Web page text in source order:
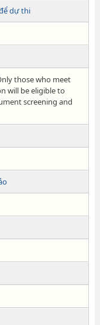
dự thi
those who meet
will be eligible to
screening and